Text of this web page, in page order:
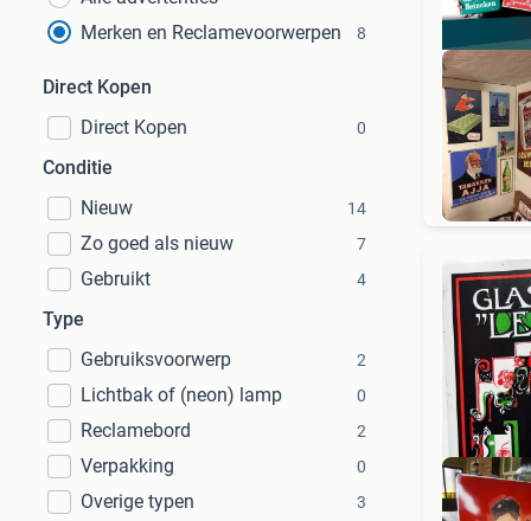
Merken en Reclamevoorwerpen
8
Direct Kopen
Direct Kopen
0
Conditie
Nieuw
14
Zo goed als nieuw 7
Gebruikt 4
Type
Gebruiksvoorwerp
2
Lichtbak of (neon) lamp 0
Reclamebord 2
Verpakking 0
Overige typen 3